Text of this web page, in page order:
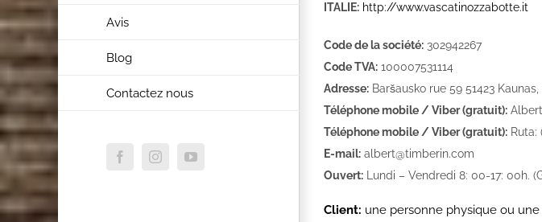
Avis
Blog
Contactez nous
FacebookInstagramYouTube
ITALIE: http://www.vascatinozzabotte.it
Code de la société: 302942267
Code TVA: 100007531114
Adresse: Baršausko rue 59 51423
Téléphone mobile / Viber (gratuit):
Téléphone mobile / Viber (gratuit): Ruta:
E-mail: albert@timberin.com
Ouvert: Lundi – Vendredi 8: 00-17: 00h.
Client: une personne physique ou